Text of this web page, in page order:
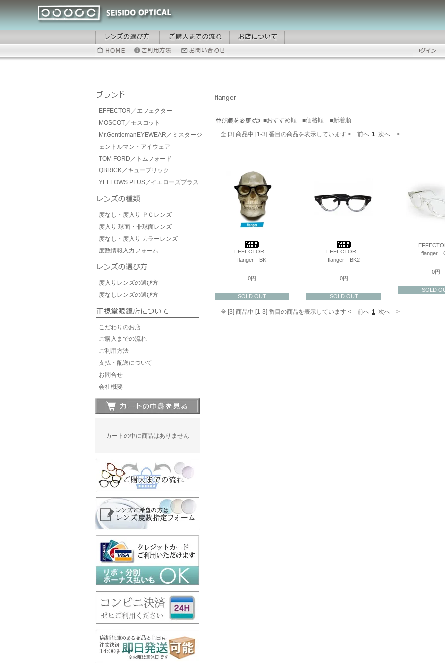
EFFECTOR／エフェクター
MOSCOT／モスコット
Mr.GentlemanEYEWEAR／ミスタージ
ェントルマン・アイウェア
TOM FORD／トムフォード
QBRICK／キューブリック
YELLOWS PLUS／イエローズプラス
度なし・度入り ＰＣレンズ
度入り 球面・非球面レンズ
度なし・度入り カラーレンズ
度数情報入力フォーム
度入りレンズの選び方
度なしレンズの選び方
こだわりのお店
ご購入までの流れ
ご利用方法
支払・配送について
お問合せ
会社概要
カートの中に商品はありません
flanger
■おすすめ順 ■価格順
■新着順
全 [3] 商品中 [1-3] 番目の商品を表示しています < 前へ 1 次へ >
EFFECTOR
flanger BK
0円
SOLD OUT
EFFECTOR
flanger BK2
0円
SOLD OUT
flanger
0円
SOLD
全 [3] 商品中 [1-3] 番目の商品を表示しています < 前へ 1 次へ >